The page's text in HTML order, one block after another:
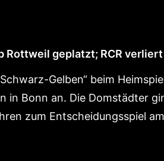
geplatzt; RCR
Gelben“ beim
in Bonn an. Die Domstädter
zum Entscheidungsspiel